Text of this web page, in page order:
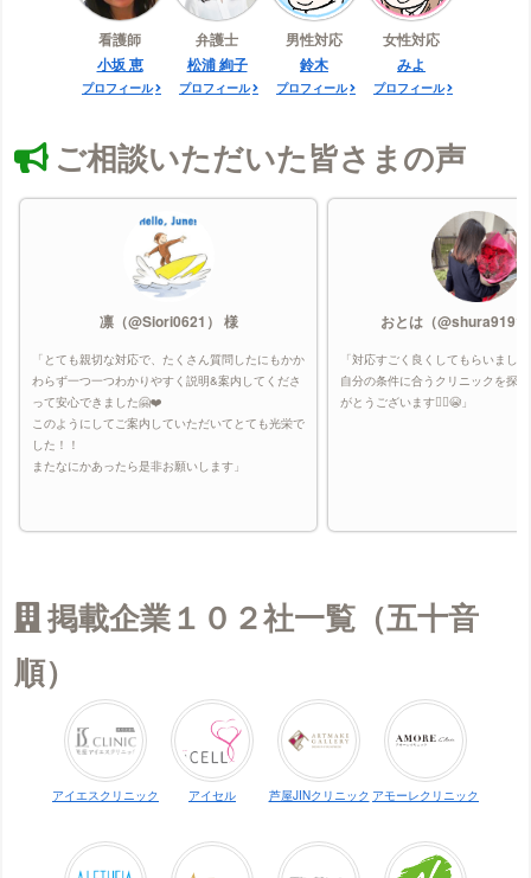
看護師
小坂 恵
プロフィール
弁護士
松浦 絢子
プロフィール
男性対応
鈴木
プロフィール
女性対応
みよ
プロフィール
ご相談いただいた皆さまの声
凛（@Siori0621） 様
「とても親切な対応で、たくさん質問したにもかか
わらず一つ一つわかりやすく説明&案内してくださ
って安心できました🤗❤️
このようにしてご案内していただいてとても光栄で
した！！
またなにかあったら是非お願いします」
おとは（
「対応すごく良くしてもらいまし
自分の条件に合うクリニックを探
がとうございます🙇‍♀️😭」
掲載企業１０２社一覧（五十音
順）
アイエスクリニック アイセル 芦屋JINクリニック アモーレクリニック